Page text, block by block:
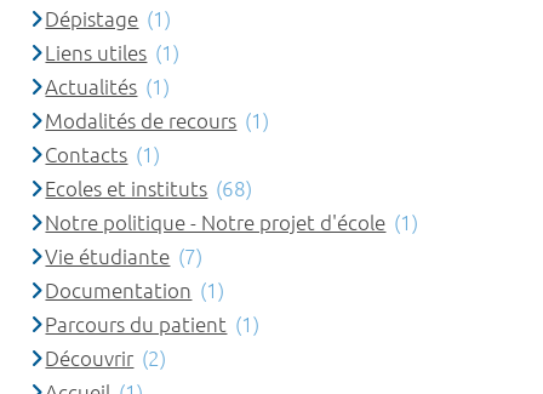
Dépistage (1)
Liens utiles (1)
Actualités (1)
Modalités de recours (1)
Contacts (1)
Ecoles et instituts (68)
Notre politique - Notre projet d'école (1)
Vie étudiante (7)
Documentation (1)
Parcours du patient (1)
Découvrir (2)